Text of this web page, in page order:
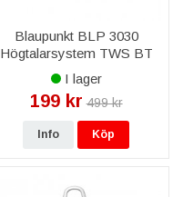
Blaupunkt BLP 3030
Högtalarsystem TWS BT
2x3 - Svart
I lager
199 kr 499 kr
Info Köp